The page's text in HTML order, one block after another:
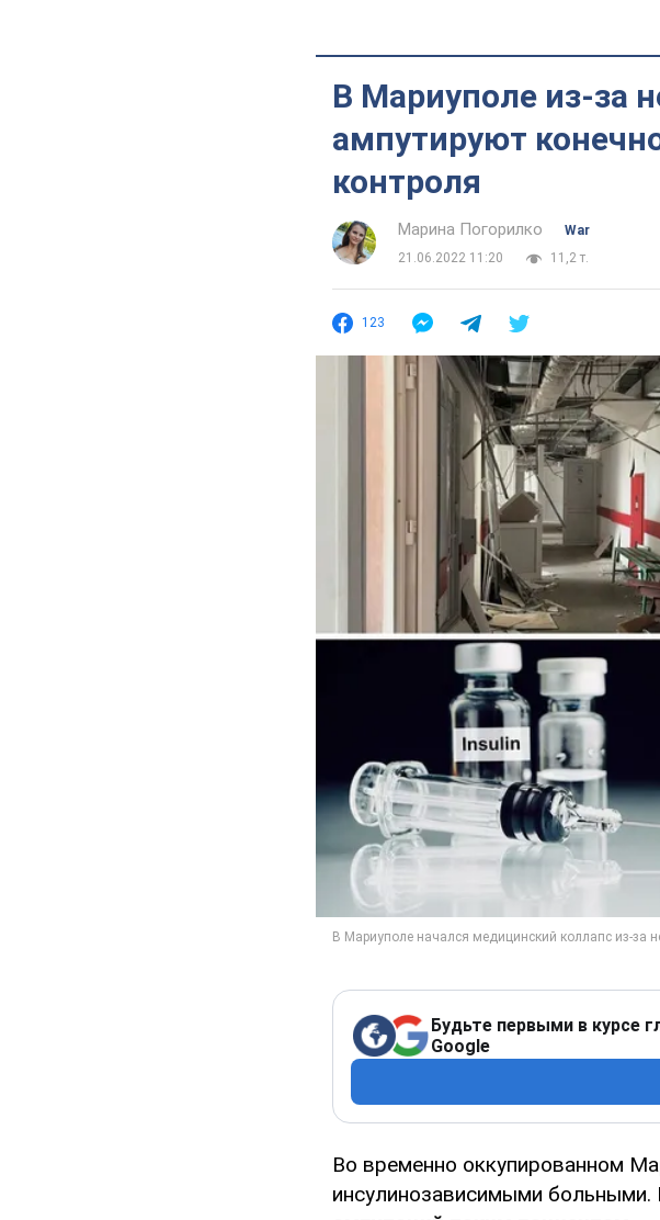
В Мариуполе из-за
ампутируют
контроля
Марина Погорилко
War
21.06.2022 11:20
11,2 т.
123
Будьте первыми в курсе
Google
Во временно оккупированном
инсулинозависимыми больными.